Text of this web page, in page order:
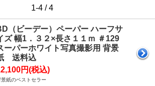
1-4 / 4
（ビーデー）ペーパー ハーフサ
ズ 幅1．３２×長さ１１ｍ ＃129
ーパーホワイト写真撮影用 背景
送料込
円(税込)
景紙のベストセラー